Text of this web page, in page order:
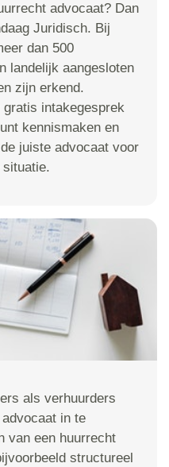
advocaat? Dan
Juridisch. Bij
dan 500
landelijk aangesloten
zijn erkend.
gratis intakegesprek
kennismaken en
juiste advocaat voor
als verhuurders
in te
van een huurrecht
structureel